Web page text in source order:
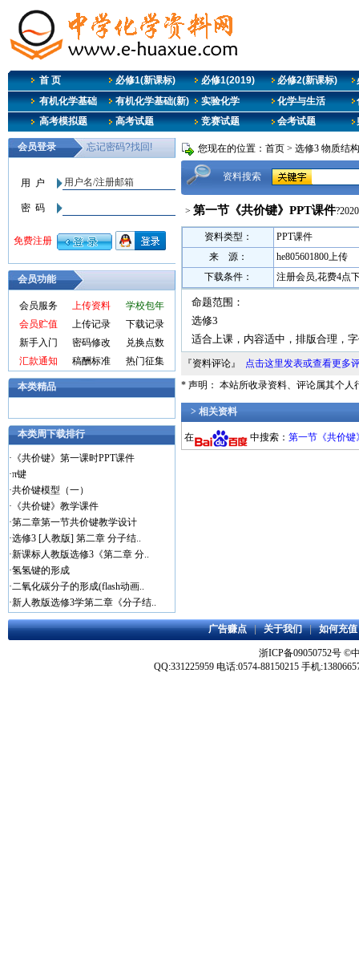
首 页 必修1(新课标) 必修1(2019) 必修2(新课标)
有机化学基础
有机化学基础(新) 实验化学 化学与生活
高考模拟题
高考试题 竞赛试题 会考试题
会员功能
会员服务 上传资料
学校包年
会员贮值
上传记录
下载记录
新手入门
密码修改
兑换点数
汇款通知
稿酬标准 热门征集
本类精品
本类周下载排行
· 《共价键》第一课时PPT课件
·π键
·共价键模型（一）
· 《共价键》教学课件
·第二章第一节共价键教学设计
·选修3 [人教版] 第二章 分子结..
·新课标人教版选修3《第二章 分..
·氢氢键的形成
·二氧化碳分子的形成(flash动画..
·新人教版选修3学第二章《分子结..
您现在的位置： 首页 > 选修3 物质结
资料搜索
> 第一节《共价键》PPT课件
资料类型：
PPT课件
来 源：
he805601800上传
下载条件：
注册会员,花费4点
命题范围：
选修3
适合上课，内容适中，排版合理，
『资料评论』 点击这里发表或查看更多
* 声明： 本站所收录资料、评论属其个人
> 相关资料
在 中搜索： 第一节《共价键
广告赚点|关于我们|如何充值
浙ICP备09050752号 ©
QQ:331225959 电话:0574-88150215 手机